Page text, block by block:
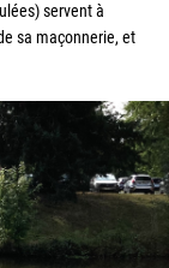
servent à
sa maçonnerie, et